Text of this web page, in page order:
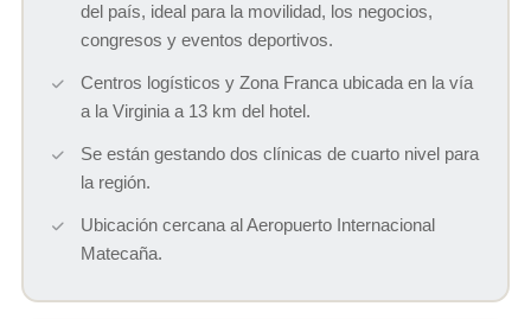
del país, ideal para la movilidad, los negocios,
congresos y eventos deportivos.
Centros logísticos y Zona Franca ubicada en la vía
a la Virginia a 13 km del hotel.
Se están gestando dos clínicas de cuarto nivel para
la región.
Ubicación cercana al Aeropuerto Internacional
Matecaña.